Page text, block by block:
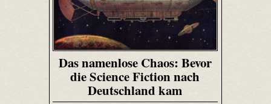
Das namenlose Chaos: Bevor
die Science Fiction nach
Deutschland kam